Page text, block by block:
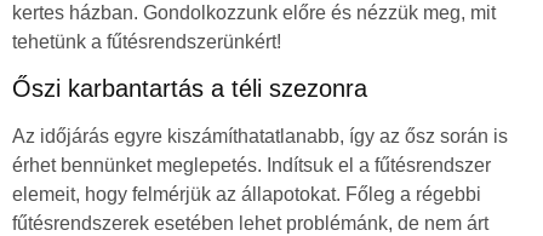
kertes házban. Gondolkozzunk előre és nézzük meg, mit
tehetünk a fűtésrendszerünkért!
Őszi karbantartás a téli szezonra
Az időjárás egyre kiszámíthatatlanabb, így az ősz során is
érhet bennünket meglepetés. Indítsuk el a fűtésrendszer
elemeit, hogy felmérjük az állapotokat. Főleg a régebbi
fűtésrendszerek esetében lehet problémánk, de nem árt